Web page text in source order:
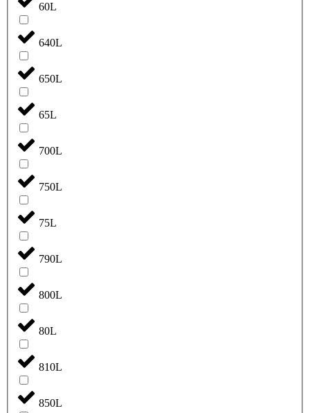
60L
640L
650L
65L
700L
750L
75L
790L
800L
80L
810L
850L